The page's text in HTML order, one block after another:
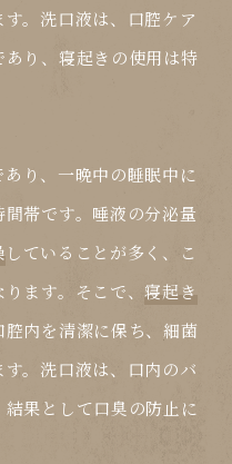
。洗口液は、口腔ケア
り、寝起きの使用は特
り、一晩中の睡眠中に
帯です。唾液の分泌量
していることが多く、こ
ます。そこで、寝起き
内を清潔に保ち、細菌
。洗口液は、口内のバ
果として口臭の防止に